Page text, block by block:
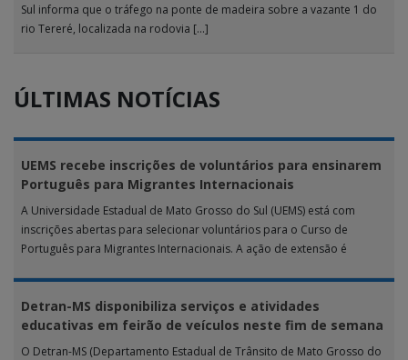
Sul informa que o tráfego na ponte de madeira sobre a vazante 1 do
rio Tereré, localizada na rodovia […]
ÚLTIMAS NOTÍCIAS
UEMS recebe inscrições de voluntários para ensinarem
Português para Migrantes Internacionais
A Universidade Estadual de Mato Grosso do Sul (UEMS) está com
inscrições abertas para selecionar voluntários para o Curso de
Português para Migrantes Internacionais. A ação de extensão é
Detran-MS disponibiliza serviços e atividades
educativas em feirão de veículos neste fim de semana
O Detran-MS (Departamento Estadual de Trânsito de Mato Grosso do